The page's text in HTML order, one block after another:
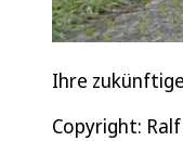
Ihre
Copyright: